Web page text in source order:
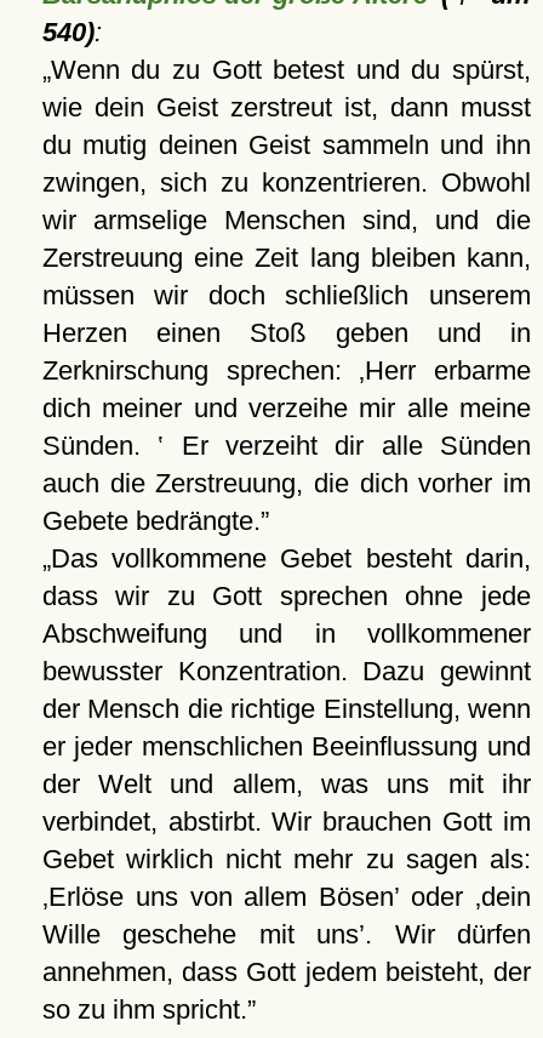
540):
Wenn du zu Gott betest und du spürst,
wie dein Geist zerstreut ist, dann musst
du mutig deinen Geist sammeln und ihn
zwingen, sich zu konzentrieren. Obwohl
wir armselige Menschen sind, und die
Zerstreuung eine Zeit lang bleiben kann,
müssen wir doch schließlich unserem
Herzen einen Stoß geben und in
Zerknirschung sprechen: ‚Herr erbarme
dich meiner und verzeihe mir alle meine
Sünden. ‛ Er verzeiht dir alle Sünden
auch die Zerstreuung, die dich vorher im
Gebete bedrängte.
Das vollkommene Gebet besteht darin,
dass wir zu Gott sprechen ohne jede
Abschweifung und in vollkommener
bewusster Konzentration. Dazu gewinnt
der Mensch die richtige Einstellung, wenn
er jeder menschlichen Beeinflussung und
der Welt und allem, was uns mit ihr
verbindet, abstirbt. Wir brauchen Gott im
Gebet wirklich nicht mehr zu sagen als:
Erlöse uns von allem Bösen
oder
dein
Wille geschehe mit uns . Wir dürfen
annehmen, dass Gott jedem beisteht, der
so zu ihm spricht.